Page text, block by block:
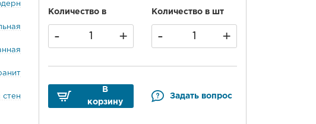
стен
Количество в Количество в шт
+
- +
-
В
корзину
Задать вопрос